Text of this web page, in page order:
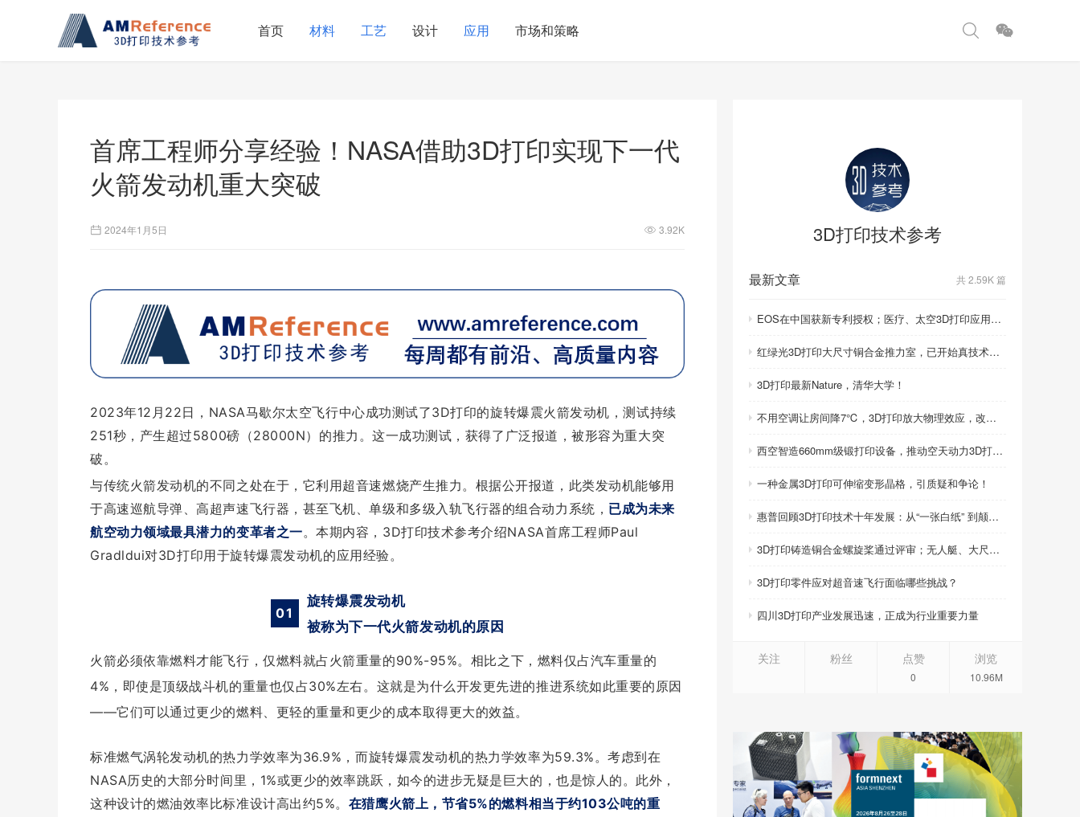
首页 材料 工艺 设计 应用 市场和策略
首席工程师分享经验！NASA借助3D打印实现下一代
火箭发动机重大突破
2024年1月5日 3.92K
2023年12月22日，NASA马歇尔太空飞行中心成功测试了3D打印的旋转爆震火箭发动机，测试持续
251秒，产生超过5800磅（28000N）的推力。这一成功测试，获得了广泛报道，被形容为重大突
破。
与传统火箭发动机的不同之处在于，它利用超音速燃烧产生推力。根据公开报道，此类发动机能够用
于高速巡航导弹、高超声速飞行器，甚至飞机、单级和多级入轨飞行器的组合动力系统， 已成为未来
航空动力领域最具潜力的变革者之一。本期内容，3D打印技术参考介绍NASA首席工程师Paul
Gradldui对3D打印用于旋转爆震发动机的应用经验。
01
旋转爆震发动机
被称为下一代火箭发动机的原因
火箭必须依靠燃料才能飞行，仅燃料就占火箭重量的90%-95%。 相比之下，燃料仅占汽车重量的
4%，即使是顶级战斗机的重量也仅占30%左右。 这就是为什么开发更先进的推进系统如此重要的原因
——它们可以通过更少的燃料、更轻的重量和更少的成本取得更大的效益。
标准燃气涡轮发动机的热力学效率为36.9%，而旋转爆震发动机的热力学效率为59.3%。考虑到在
NASA历史的大部分时间里，1%或更少的效率跳跃，如今的进步无疑是巨大的，也是惊人的。此外，
这种设计的燃油效率比标准设计高出约5%。 在猎鹰火箭上，节省5%的燃料相当于约103公吨的重
3D打印技术参考
最新文章 共 2.59K 篇
EOS在中国获新专利授权；医疗、太空3D打印应用取得重要突破
红绿光3D打印大尺寸铜合金推力室，已开始真技术比拼！
3D打印最新Nature，清华大学！
不用空调让房间降7℃，3D打印放大物理效应，改写制冷模式
西空智造660mm级锻打印设备，推动空天动力3D打印智造升级
一种金属3D打印可伸缩变形晶格，引质疑和争论！
惠普回顾3D打印技术十年发展：从“一张白纸” 到颠覆性创新
3D打印铸造铜合金螺旋桨通过评审；无人艇、大尺寸热交换器3D打印；人民网报道两家3D打印企业
3D打印零件应对超音速飞行面临哪些挑战？
四川3D打印产业发展迅速，正成为行业重要力量
关注 粉丝 点赞
0
浏览
10.96M